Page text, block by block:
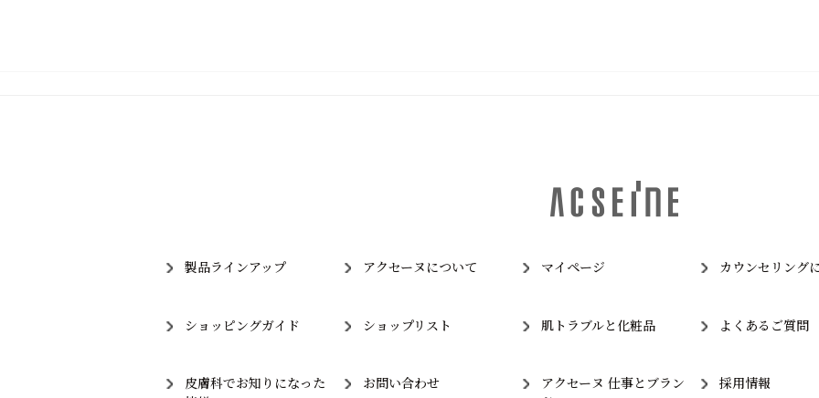
製品ラインアップ アクセーヌについて マイページ カウンセリング
ショッピングガイド ショップリスト 肌トラブルと化粧品 よくあるご質問
皮膚科でお知りになった
お問い合わせ
アクセーヌ 仕事とブラン
採用情報